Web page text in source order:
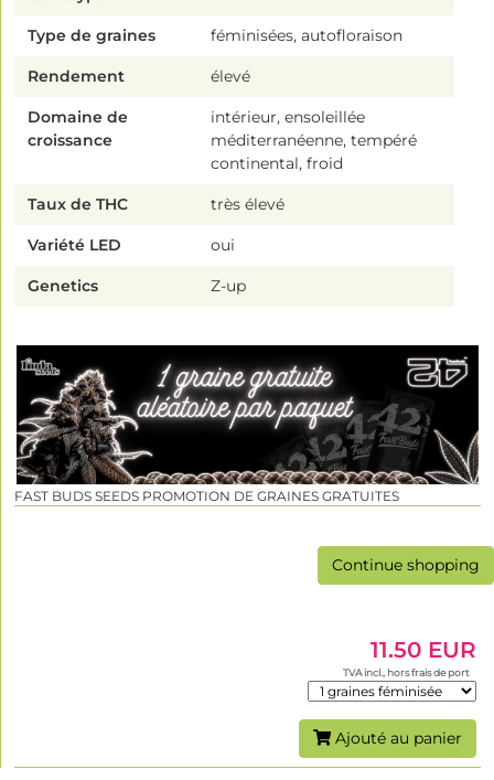
Type de graines féminisées, autofloraison
Rendement élevé
Domaine de
croissance
intérieur, ensoleillée
méditerranéenne, tempéré
continental, froid
Taux de THC très élevé
Variété LED oui
Genetics Z-up
FAST BUDS SEEDS PROMOTION DE GRAINES GRATUITES
Continue shopping
11.50 EUR
TVA incl., hors frais de port
Ajouté au panier